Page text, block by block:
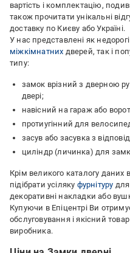
вартість і комплектацію,
також прочитати унікальні
доставку по Києву або Україні.
У нас представлені як
міжкімнатних дверей, так і
типу:
замок врізний з дверною
двері;
навісний на гараж або
протиугінний для
засув або засувка з
циліндр (личинка) для
Крім великого каталогу даних
підібрати усіляку фурнітуру
декоративні накладки або
Купуючи в Епіцентрі Ви
обслуговування і якісний
виробника.